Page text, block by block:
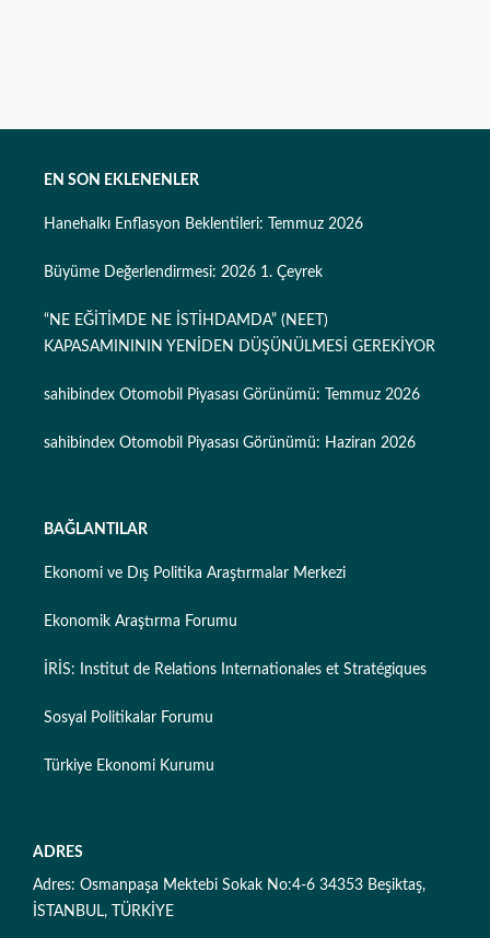
EN SON EKLENENLER
Hanehalkı Enflasyon Beklentileri: Temmuz 2026
Büyüme Değerlendirmesi: 2026 1. Çeyrek
“NE EĞİTİMDE NE İSTİHDAMDA” (NEET)
KAPASAMINININ YENİDEN DÜŞÜNÜLMESİ GEREKİYOR
sahibindex Otomobil Piyasası Görünümü: Temmuz 2026
sahibindex Otomobil Piyasası Görünümü: Haziran 2026
BAĞLANTILAR
Ekonomi ve Dış Politika Araştırmalar Merkezi
Ekonomik Araştırma Forumu
İRİS: Institut de Relations Internationales et Stratégiques
Sosyal Politikalar Forumu
Türkiye Ekonomi Kurumu
ADRES
Adres: Osmanpaşa Mektebi Sokak No:4-6 34353 Beşiktaş,
İSTANBUL, TÜRKİYE